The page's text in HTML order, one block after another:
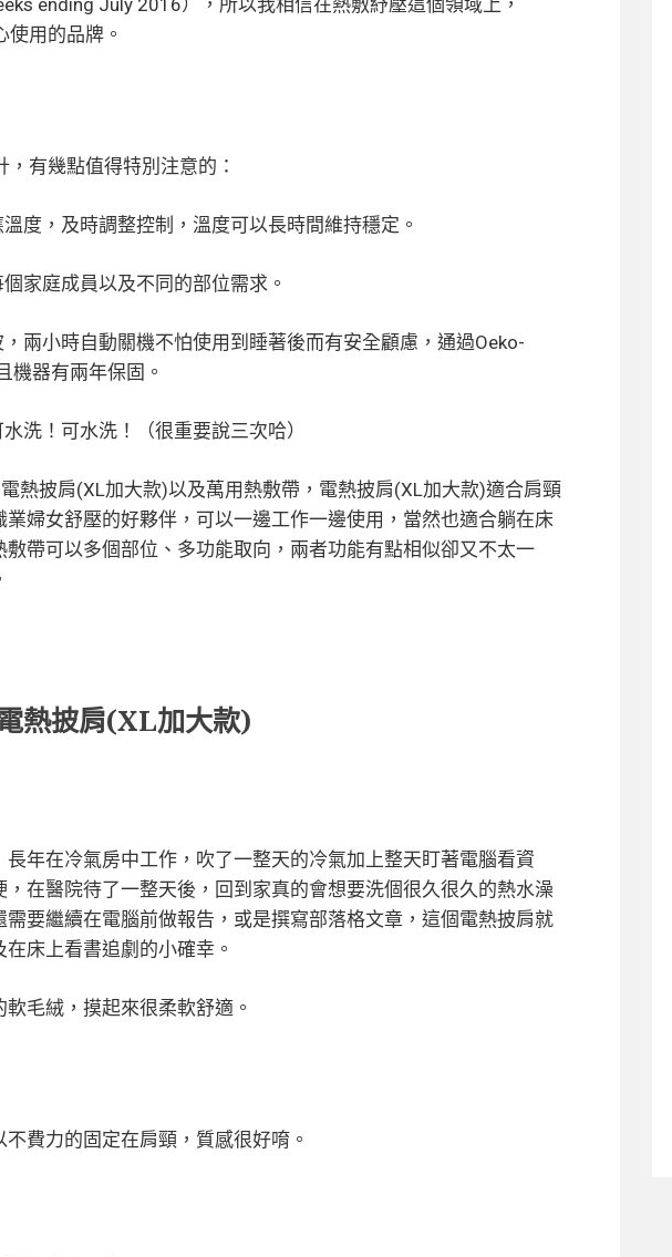
ending July 2016），所以我相信在熱敷紓壓這個領域上，
使用的品牌。
有幾點值得特別注意的：
度，及時調整控制，溫度可以長時間維持穩定。
個家庭成員以及不同的部位需求。
，兩小時自動關機不怕使用到睡著後而有安全顧慮，通過Oeko-
機器有兩年保固 。
水洗！可水洗！（很重要說三次哈）
熱披肩(XL加大款)以及萬用熱敷帶，電熱披肩(XL加大款)適合肩頸
業婦女舒壓的好夥伴，可以一邊工作一邊使用，當然也適合躺在床
敷帶可以多個部位、多功能取向，兩者功能有點相似卻又不太一
熱披肩(XL加大款)
年在冷氣房中工作，吹了一整天的冷氣加上整天盯著電腦看資
在醫院待了一整天後，回到家真的會想要洗個很久很久的熱水澡
需要繼續在電腦前做報告，或是撰寫部落格文章，這個電熱披肩就
床上看書追劇的小確幸。
毛絨，摸起來很柔軟舒適。
費力的固定在肩頸，質感很好唷。